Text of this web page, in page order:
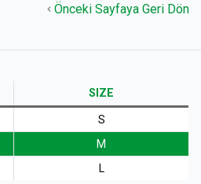
Önceki Sayfaya Geri Dön
SIZE
S
M
L